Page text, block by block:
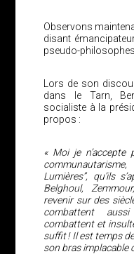
Observons
disant
pseudo-
Lors de son
dans le Tarn,
socialiste à la
propos :
« Moi je
Lumières”, qu’ils
Belghoul,
revenir sur des
combattent
combattent et
suffit ! Il est temps
son bras implacable